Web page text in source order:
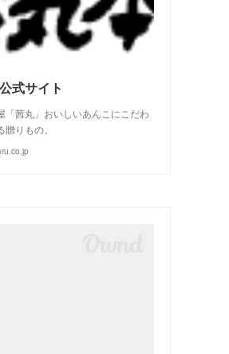
式サイト
「茜丸」おいしいあんこにこだわ
りもの。